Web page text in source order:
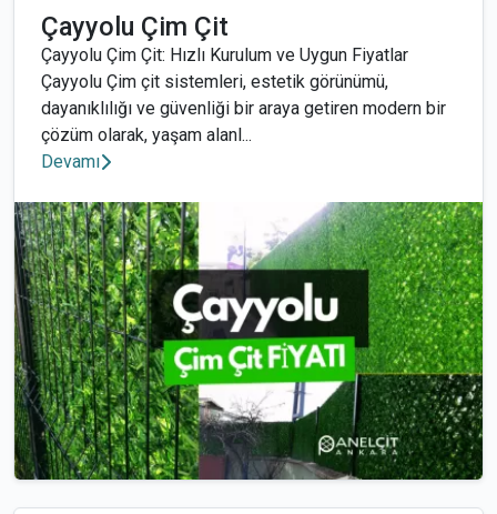
Çayyolu Çim Çit
Çayyolu Çim Çit: Hızlı Kurulum ve Uygun Fiyatlar
Çayyolu Çim çit sistemleri, estetik görünümü,
dayanıklılığı ve güvenliği bir araya getiren modern bir
çözüm olarak, yaşam alanl...
Devamı